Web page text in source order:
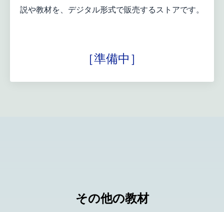
説や教材を、デジタル形式で販売するストアです。
［準備中］
その他の教材